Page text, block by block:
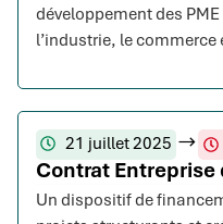
développement des
l’industrie, le commerce
21 juillet 2025
Contrat Entreprise
Un dispositif de